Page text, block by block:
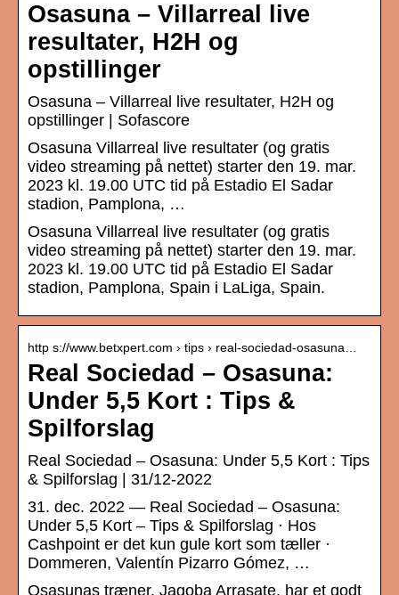
Osasuna – Villarreal live
resultater, H2H og
opstillinger
Osasuna – Villarreal live resultater, H2H og
opstillinger | Sofascore
Osasuna Villarreal live resultater (og gratis
video streaming på nettet) starter den 19. mar.
2023 kl. 19.00 UTC tid på Estadio El Sadar
stadion, Pamplona, …
Osasuna Villarreal live resultater (og gratis
video streaming på nettet) starter den 19. mar.
2023 kl. 19.00 UTC tid på Estadio El Sadar
stadion, Pamplona, Spain i LaLiga, Spain.
http s://www.betxpert.com › tips › real-sociedad-osasuna…
Real Sociedad – Osasuna:
Under 5,5 Kort : Tips &
Spilforslag
Real Sociedad – Osasuna: Under 5,5 Kort : Tips
& Spilforslag | 31/12-2022
31. dec. 2022 — Real Sociedad – Osasuna:
Under 5,5 Kort – Tips & Spilforslag · Hos
Cashpoint er det kun gule kort som tæller ·
Dommeren, Valentín Pizarro Gómez, …
Osasunas træner, Jagoba Arrasate, har et godt